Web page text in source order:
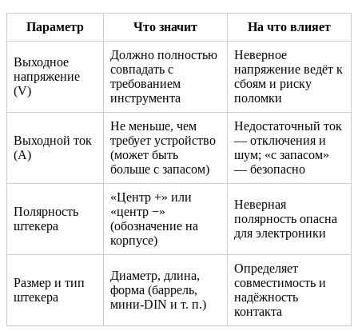
Параметр Что значит На что влияет
Выходное
напряжение
(V)
Должно полностью
совпадать с
требованием
инструмента
Неверное
напряжение ведёт к
сбоям и риску
поломки
Выходной ток
(A)
Не меньше, чем
требует устройство
(может быть
больше с запасом)
Недостаточный ток
— отключения и
шум; «с запасом»
— безопасно
Полярность
штекера
«Центр +» или
«центр −»
(обозначение на
корпусе)
Неверная
полярность опасна
для электроники
Размер и тип
штекера
Диаметр, длина,
форма (баррель,
мини-DIN и т. п.)
Определяет
совместимость и
надёжность
контакта